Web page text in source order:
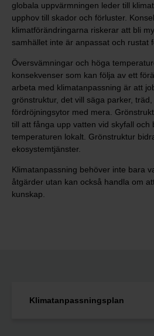
globala uppvärmningen leder till
upphov till skador och förluster.
klimatförändringarna riskerar att bli
samhället inte är anpassat och rustat
Översvämningar och höga
konsekvenser som kan följa av ett
arbeta med klimatanpassning är att
grönstruktur, det vill säga parker,
fördröjningsytor med mera.
till att fånga upp vatten vid skyfall och
temperaturen lokalt. Grönstruktur
ekosystemtjänster.
Klimatanpassning behöver inte bara
åtgärder utan kan också handla om
kunskap.
Klimatanpassningsplan